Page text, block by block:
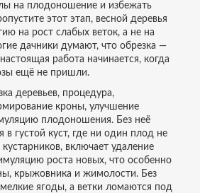
на плодоношение и избежать
этот этап, весной деревья
на рост слабых веток, а не на
дачники думают, что обрезка —
работа начинается, когда
ещё не пришли.
деревьев, процедура,
кроны, улучшение
плодоношения. Без неё
в густой куст, где ни один плод не
кустарников, включает удаление
роста новых, что особенно
крыжовника и жимолости. Без
ягоды, а ветки ломаются под